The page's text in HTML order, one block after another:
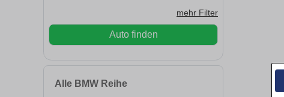
mehr Filter
Auto finden
Alle BMW Reihe